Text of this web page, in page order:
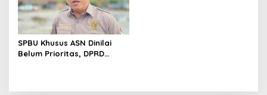
SPBU Khusus ASN Dinilai
Belum Prioritas, DPRD